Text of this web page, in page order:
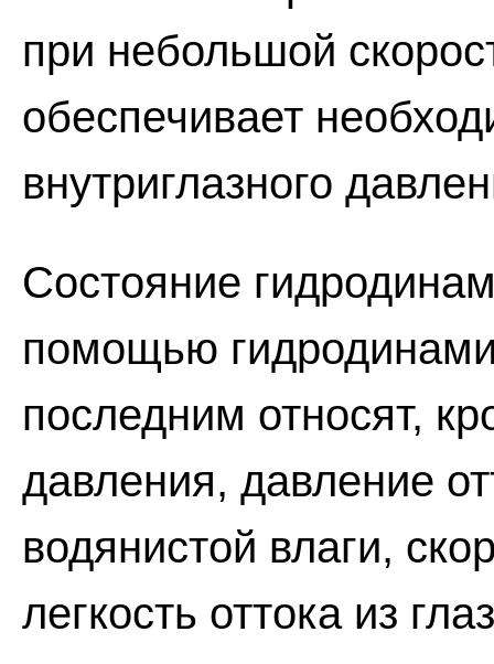
при небольшой
обеспечивает
внутриглазного
Состояние
помощью
последним относят,
давления, давление
водянистой влаги,
легкость оттока из